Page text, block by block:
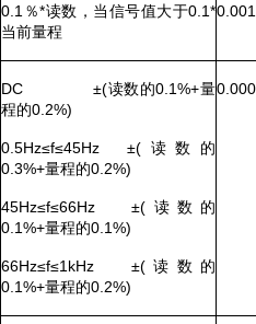
0.1 ％*读数，当信号值大于0.1*
当前量程
DC±(读数的0.1%+量
程的0.2%)
0.5Hz≤f≤45Hz ±(读数的
0.3%+量程的0.2%)
45Hz≤f≤66Hz ±(读数的
0.1%+量程的0.1%)
66Hz≤f≤1kHz ±(读数的
0.1%+量程的0.2%)